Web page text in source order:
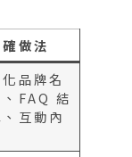
做法
品牌名
、FAQ 結
互動內